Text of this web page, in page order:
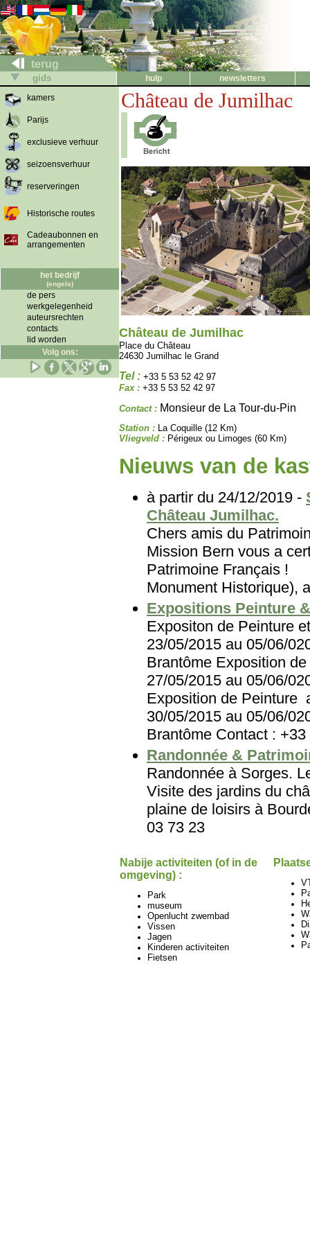
terug
gids hulp
newsletters
kamers
Parijs
exclusieve verhuur
seizoensverhuur
reserveringen
Historische routes
Cadeaubonnen en
arrangementen
het bedrijf
(engels)
de pers
werkgelegenheid
auteursrechten
contacts
lid worden
Volg ons:
Château de Jumilhac
Château de Jumilhac
Place du Château
24630 Jumilhac le Grand
Tel : +33 5 53 52 42 97
Fax : +33 5 53 52 42 97
Contact : Monsieur de La Tour-du-Pin
Station : La Coquille (12 Km)
Vliegveld : Périgeux ou Limoges (60 Km)
Nieuws van de
à partir du 24/12/2019 -
Château Jumilhac.
Chers amis du
Mission Bern vous a
Patrimoine
Monument Historique),
Expositions Peinture
Expositon de Peinture
23/05/2015 au 05/06/
Brantôme Exposition
27/05/2015 au 05/06/
Exposition de Peinture
30/05/2015 au 05/06/
Brantôme Contact :
Randonnée &
Randonnée à Sorges.
Visite des jardins du
plaine de loisirs à
03 73 23
Nabije activiteiten (of in de
omgeving) :
Park
museum
Openlucht zwembad
Vissen
Jagen
Kinderen activiteiten
Fietsen